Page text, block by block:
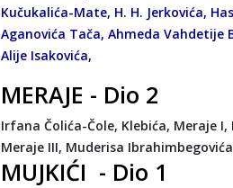
Kučukalića-Mate, H. H. Jerkovića,
Aganovića Tača, Ahmeda Vahdetije
Alije Isakovića,
MERAJE - Dio 2
Irfana Čolića-Čole, Klebića, Meraje I,
Meraje III, Muderisa
MUJKIĆI - Dio 1